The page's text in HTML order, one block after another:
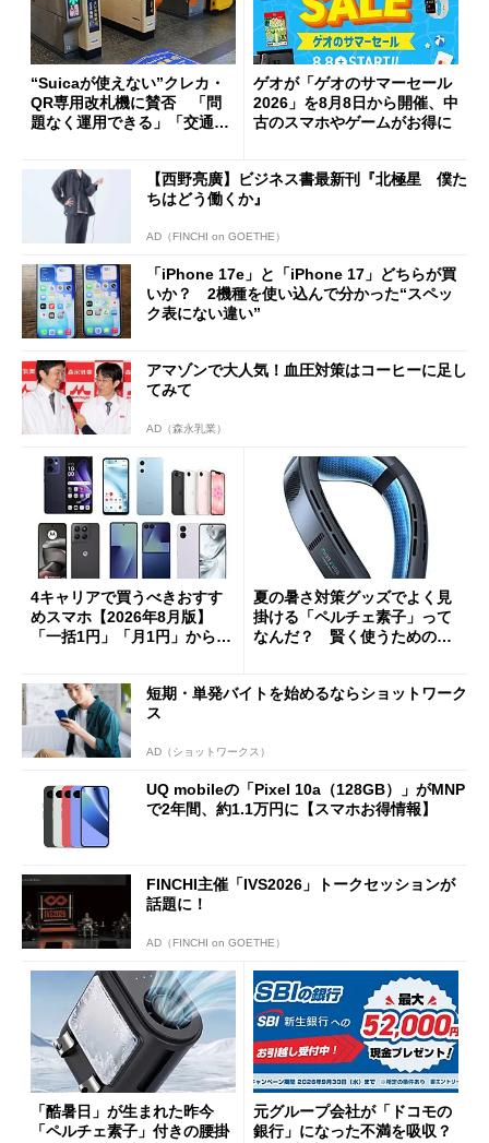
“Suicaが使えない”クレカ・
QR専用改札機に賛否 「問
題なく運用できる」「交通系I
ゲオが「ゲオのサマーセール
2026」を8月8日から開催、中
古のスマホやゲームがお得に
【西野亮廣】ビジネス書最新刊『北極星 僕た
ちはどう働くか』
AD（FINCHI on GOETHE）
「iPhone 17e」と「iPhone 17」どちらが買
いか？ 2機種を使い込んで分かった“スペッ
ク表にない違い”
アマゾンで大人気！血圧対策はコーヒーに足し
てみて
AD（森永乳業）
4キャリアで買うべきおすす
めスマホ【2026年8月版】
「一括1円」「月1円」からお
夏の暑さ対策グッズでよく見
掛ける「ペルチェ素子」って
なんだ？ 賢く使うための注
短期・単発バイトを始めるならショットワーク
ス
AD（ショットワークス）
UQ mobileの「Pixel 10a（128GB）」がMNP
で2年間、約1.1万円に【スマホお得情報】
FINCHI主催「IVS2026」トークセッションが
話題に！
AD（FINCHI on GOETHE）
「酷暑日」が生まれた昨今
「ペルチェ素子」付きの腰掛
元グループ会社が「ドコモの
銀行」になった不満を吸収？